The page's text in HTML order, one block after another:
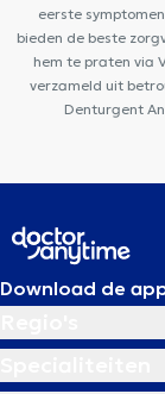
eerste
bieden de beste
hem te praten via
verzameld uit
Denturgent
Download de